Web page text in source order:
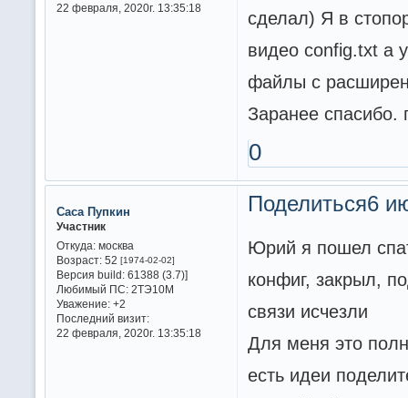
22 февраля, 2020г. 13:35:18
сделал) Я в
видео config.txt а
файлы с
Заранее спасибо.
0
Поделиться6
Саса Пупкин
Участник
Откуда:москва
Возраст:52 [1974-02-02]
Версия build:61388 (3.7)]
Любимый ПС:2ТЭ10М
Уважение: +2
Последний визит:
22 февраля, 2020г. 13:35:18
Юрий я пошел
конфиг, закрыл,
связи исчезли
Для меня это
есть идеи